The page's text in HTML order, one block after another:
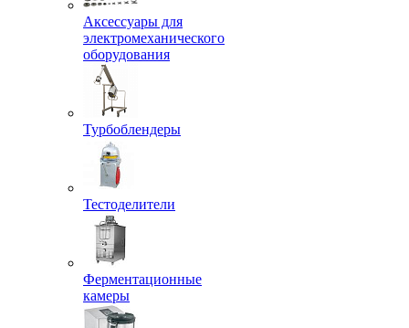
Аксессуары для
электромеханического
оборудования
Турбоблендеры
Тестоделители
Ферментационные
камеры